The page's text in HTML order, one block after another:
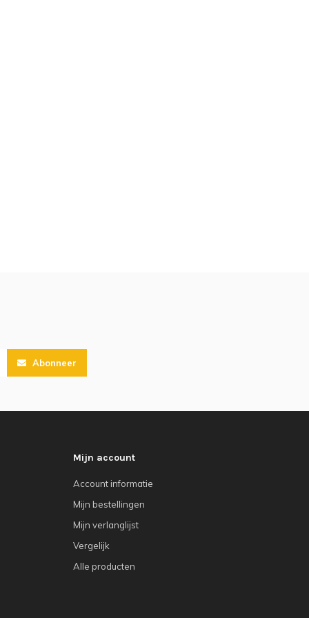
Abonneer
Mijn account
Account informatie
Mijn bestellingen
Mijn verlanglijst
Vergelijk
Alle producten